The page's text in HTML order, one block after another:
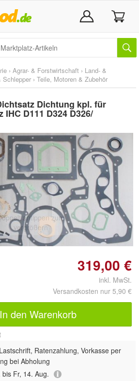
› Agrar- & Forstwirtschaft › Land- &
Schlepper › Teile, Motoren & Zubehör
Dichtung kpl. für
IHC D111 D324 D326/
antippen zum
vergrößern
319,00 €
inkl. MwSt.
Versandkosten nur 5,90 €
In den Warenkorb
Ratenzahlung, Vorkasse per
bei Abholung
bis Fr, 14. Aug.